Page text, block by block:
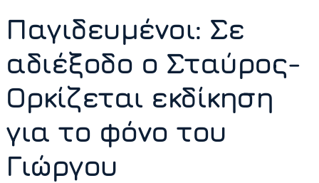
Παγιδευμένοι: Σε
αδιέξοδο ο Σταύρος-
Ορκίζεται εκδίκηση
για το φόνο του
Γιώργου